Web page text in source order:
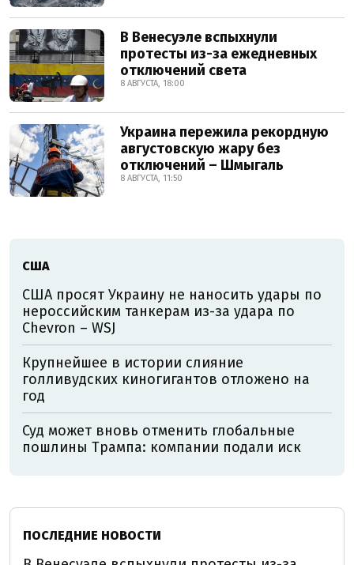
В Венесуэле вспыхнули
протесты из-за ежедневных
отключений света
8 АВГУСТА, 18:00
Украина пережила рекордную
августовскую жару без
отключений – Шмыгаль
8 АВГУСТА, 11:50
США
США просят Украину не наносить удары по
нероссийским танкерам из-за удара по
Chevron – WSJ
Крупнейшее в истории слияние
голливудских киногигантов отложено на
год
Суд может вновь отменить глобальные
пошлины Трампа: компании подали иск
ПОСЛЕДНИЕ НОВОСТИ